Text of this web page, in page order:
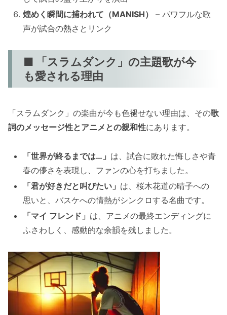
煌めく瞬間に捕われて（MANISH）
– パワフルな歌
声が試合の熱さとリンク
■ 「スラムダンク」の主題歌が今
も愛される理由
「スラムダンク」の楽曲が今も色褪せない理由は、その歌
詞のメッセージ性とアニメとの親和性にあります。
「世界が終るまでは…」 は、試合に敗れた悔しさや青
春の儚さを表現し、ファンの心を打ちました。
「君が好きだと叫びたい」 は、桜木花道の晴子への
思いと、バスケへの情熱がシンクロする名曲です。
「マイ フレンド」 は、アニメの最終エンディングに
ふさわしく、感動的な余韻を残しました。